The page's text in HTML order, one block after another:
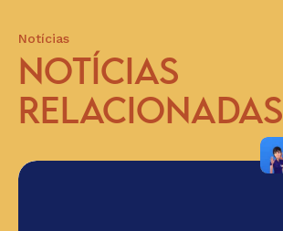
Notícias
NOTÍCIAS
RELACIONADAS